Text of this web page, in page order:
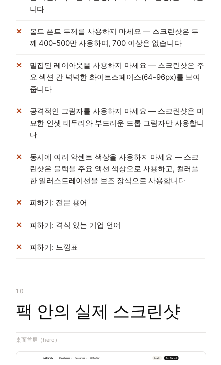
니다
볼드 폰트 두께를 사용하지 마세요 — 스크린샷은 두
께 400-500만 사용하며, 700 이상은 없습니다
밀집된 레이아웃을 사용하지 마세요 — 스크린샷은 주
요 섹션 간 넉넉한 화이트스페이스(64-96px)를 보여
줍니다
공격적인 그림자를 사용하지 마세요 — 스크린샷은 미
묘한 인셋 테두리와 부드러운 드롭 그림자만 사용합니
다
동시에 여러 악센트 색상을 사용하지 마세요 — 스크
린샷은 블랙을 주요 액션 색상으로 사용하고, 컬러풀
한 일러스트레이션을 보조 장식으로 사용합니다
피하기: 전문 용어
피하기: 격식 있는 기업 언어
피하기: 느낌표
10
팩 안의 실제 스크린샷
桌面首屏（hero）